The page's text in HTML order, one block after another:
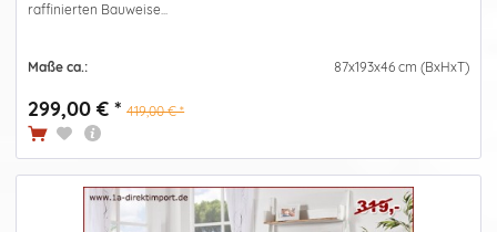
raffinierten Bauweise...
Maße ca.: 87x193x46 cm (BxHxT)
299,00 € * 419,00 € *